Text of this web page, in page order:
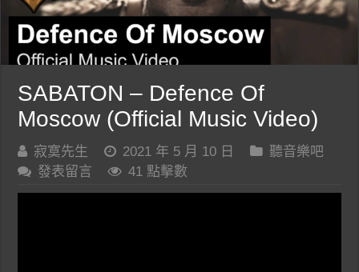
SABATON – Defence Of
Moscow (Official Music Video)
寂寞先生 2021 年 5 月 10 日
聽音樂吧
發表留言
41 點擊數